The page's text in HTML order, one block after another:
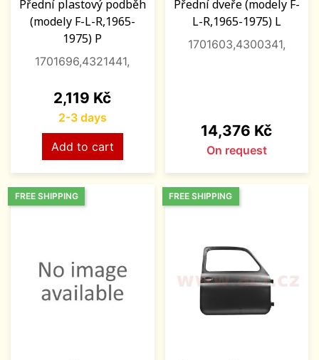
Přední plastový podběh
(modely F-L-R,1965-
1975) P
1701696,4321441,
Price
2,119 Kč
2-3 days
Add to cart
Přední dveře (modely F-
L-R,1965-1975) L
1701603,4300341,
Price
14,376 Kč
On request
FREE SHIPPING FREE SHIPPING